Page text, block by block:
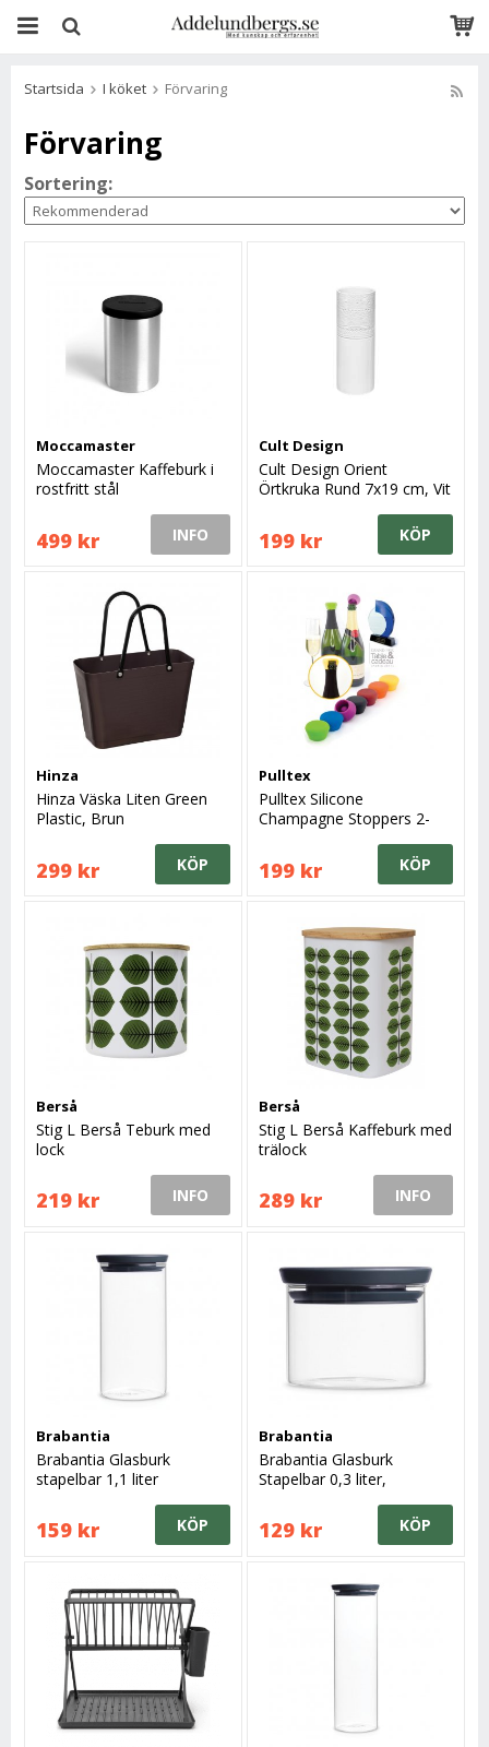
Startsida I köket Förvaring
Förvaring
Sortering:
Moccamaster
Moccamaster Kaffeburk i
rostfritt stål
499 kr INFO
Cult Design
Cult Design Orient
Örtkruka Rund 7x19 cm, Vit
199 kr KÖP
Hinza
Hinza Väska Liten Green
Plastic, Brun
299 kr KÖP
Pulltex
Pulltex Silicone
Champagne Stoppers 2-
199 kr KÖP
Berså
Stig L Berså Teburk med
lock
219 kr INFO
Berså
Stig L Berså Kaffeburk med
trälock
289 kr INFO
Brabantia
Brabantia Glasburk
stapelbar 1,1 liter
159 kr KÖP
Brabantia
Brabantia Glasburk
Stapelbar 0,3 liter,
129 kr KÖP